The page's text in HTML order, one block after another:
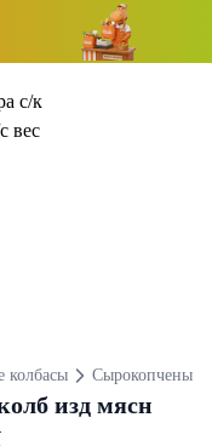
колбасы Сырокопченые
изд мясн